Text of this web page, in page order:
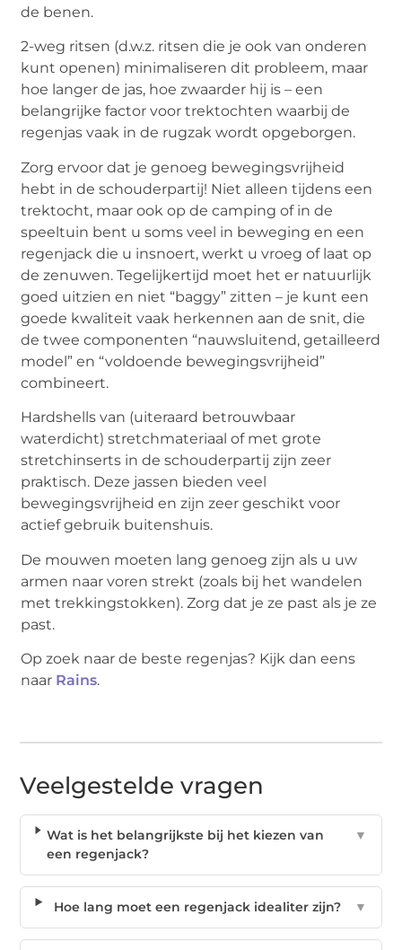
de benen.
2-weg ritsen (d.w.z. ritsen die je ook van onderen
kunt openen) minimaliseren dit probleem, maar
hoe langer de jas, hoe zwaarder hij is – een
belangrijke factor voor trektochten waarbij de
regenjas vaak in de rugzak wordt opgeborgen.
Zorg ervoor dat je genoeg bewegingsvrijheid
hebt in de schouderpartij! Niet alleen tijdens een
trektocht, maar ook op de camping of in de
speeltuin bent u soms veel in beweging en een
regenjack die u insnoert, werkt u vroeg of laat op
de zenuwen. Tegelijkertijd moet het er natuurlijk
goed uitzien en niet “baggy” zitten – je kunt een
goede kwaliteit vaak herkennen aan de snit, die
de twee componenten “nauwsluitend, getailleerd
model” en “voldoende bewegingsvrijheid”
combineert.
Hardshells van (uiteraard betrouwbaar
waterdicht) stretchmateriaal of met grote
stretchinserts in de schouderpartij zijn zeer
praktisch. Deze jassen bieden veel
bewegingsvrijheid en zijn zeer geschikt voor
actief gebruik buitenshuis.
De mouwen moeten lang genoeg zijn als u uw
armen naar voren strekt (zoals bij het wandelen
met trekkingstokken). Zorg dat je ze past als je ze
past.
Op zoek naar de beste regenjas? Kijk dan eens
naar Rains.
Veelgestelde vragen
Wat is het belangrijkste bij het kiezen van
een regenjack?
▼
Hoe lang moet een regenjack idealiter zijn? ▼